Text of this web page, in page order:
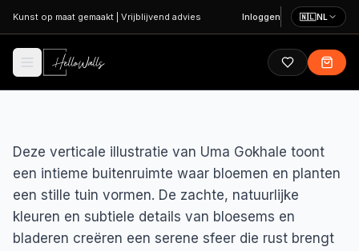
Ga naar hoofdinhoud
Kunst op maat gemaakt Vrijblijvend advies Inloggen 🇳🇱NL
Deze verticale illustratie van Uma Gokhale toont
een intieme buitenruimte waar bloemen en planten
een stille tuin vormen. De zachte, natuurlijke
kleuren en subtiele details van bloesems en
bladeren creëren een serene sfeer die rust brengt